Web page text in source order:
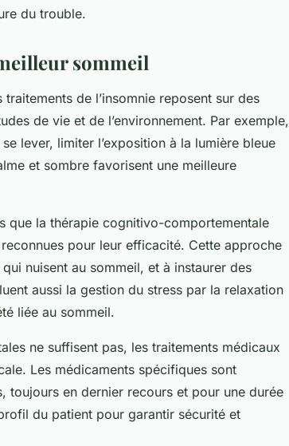
du trouble.
sommeil
de l’insomnie reposent sur des
de vie et de l’environnement. Par exemple,
lever, limiter l’exposition à la lumière bleue
et sombre favorisent une meilleure
que la thérapie cognitivo-comportementale
pour leur efficacité. Cette approche
nuisent au sommeil, et à instaurer des
aussi la gestion du stress par la relaxation
liée au sommeil.
ne suffisent pas, les traitements médicaux
Les médicaments spécifiques sont
toujours en dernier recours et pour une durée
du patient pour garantir sécurité et